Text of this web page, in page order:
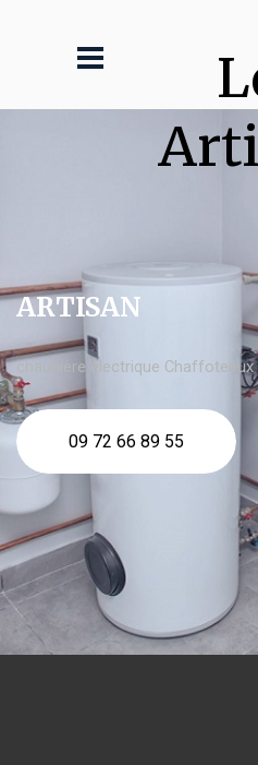
ARTISAN
chaudière électrique Chaffoteaux
09 72 66 89 55